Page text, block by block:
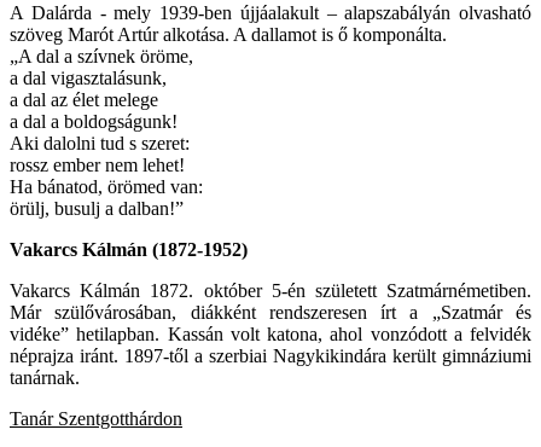
A Dalárda - mely 1939-ben újjáalakult – alapszabályán olvasható
szöveg Marót Artúr alkotása. A dallamot is ő komponálta.
„A dal a szívnek öröme,
a dal vigasztalásunk,
a dal az élet melege
a dal a boldogságunk!
Aki dalolni tud s szeret:
rossz ember nem lehet!
Ha bánatod, örömed van:
örülj, busulj a dalban!”
Vakarcs Kálmán (1872-1952)
Vakarcs Kálmán 1872. október 5-én született Szatmárnémetiben.
Már szülővárosában, diákként rendszeresen írt a „Szatmár és
vidéke” hetilapban. Kassán volt katona, ahol vonzódott a felvidék
néprajza iránt. 1897-től a szerbiai Nagykikindára került gimnáziumi
tanárnak.
Tanár Szentgotthárdon